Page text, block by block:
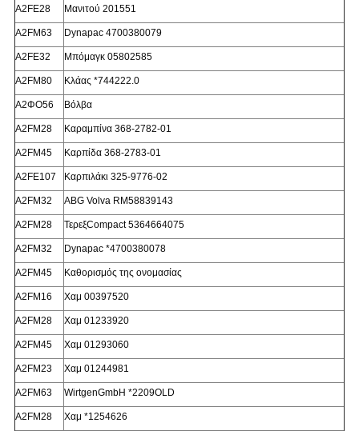
Α2FE28 Μανιτού 201551
Α2FM63 Dynapac 4700380079
Α2FE32 Μπόμαγκ 05802585
Α2FM80 Κλάας *744222.0
Α2ΦΟ56 Βόλβα
Α2FM28 Καραμπίνα 368-2782-01
Α2FM45 Καρπίδα 368-2783-01
Α2FE107 Καρπιλάκι 325-9776-02
Α2FM32 ABG Volva RM58839143
Α2FM28 ΤερεξCompact 5364664075
Α2FM32 Dynapac *4700380078
Α2FM45 Καθορισμός της ονομασίας
Α2FM16 Χαμ 00397520
Α2FM28 Χαμ 01233920
Α2FM45 Χαμ 01293060
Α2FM23 Χαμ 01244981
Α2FM63 WirtgenGmbH *2209OLD
Α2FM28 Χαμ *1254626